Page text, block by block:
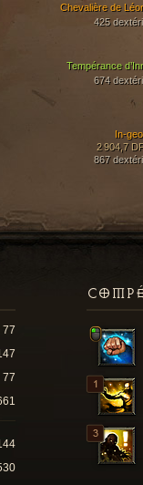
Tempérance
674
In-
2 904,7
867
Chevalière de
425
77
77